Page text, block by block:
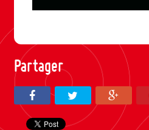
Partager